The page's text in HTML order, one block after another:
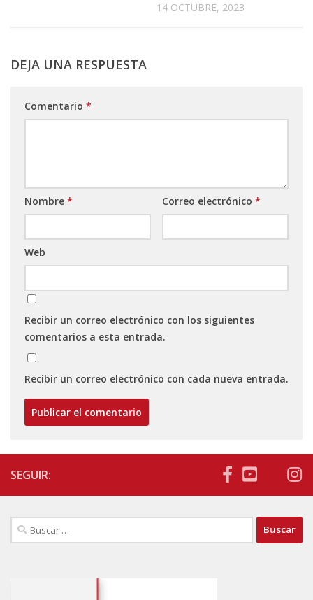
14 OCTUBRE, 2023
DEJA UNA RESPUESTA
Comentario *
Nombre * Correo electrónico *
Web
Recibir un correo electrónico con los siguientes
comentarios a esta entrada.
Recibir un correo electrónico con cada nueva entrada.
SEGUIR:
Buscar: